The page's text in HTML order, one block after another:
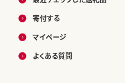
寄付する
マイページ
よくある質問